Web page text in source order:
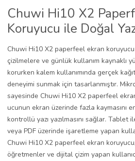
Chuwi Hi10 X2
Koruyucu ile Doğal
Chuwi Hi10 X2 paperfeel ekran koruyucu
çizilmelere ve günlük kullanım kaynaklı
korurken kalem kullanımında gerçek
deneyimi sunmak için tasarlanmıştır.
sayesinde Chuwi Hi10 X2 paperfeel
ucunun ekran üzerinde fazla kaymasını
kontrollü yazı yazılmasını sağlar. Tablet
veya PDF üzerinde işaretleme yapan
Chuwi Hi10 X2 paperfeel ekran
öğretmenler ve dijital çizim yapan